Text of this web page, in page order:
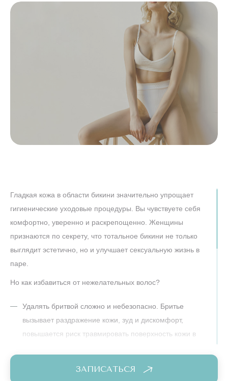
Гладкая кожа в области бикини значительно упрощает
гигиенические уходовые процедуры. Вы чувствуете себя
комфортно, уверенно и раскрепощенно. Женщины
признаются по секрету, что тотальное бикини не только
выглядит эстетично, но и улучшает сексуальную жизнь в
паре.
Но как избавиться от нежелательных волос?
Удалять бритвой сложно и небезопасно. Бритье
вызывает раздражение кожи, зуд и дискомфорт,
повышается риск травмировать поверхность кожи в
Воск или шугаринг на этой зоне крайне болезненны.
ЗАПИСАТЬСЯ